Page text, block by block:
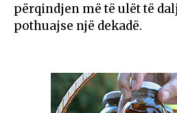
përqindjen më të ulët të
pothuajse një dekadë.